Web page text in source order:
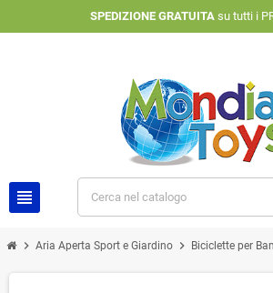
SPEDIZIONE GRATUITAsu tutti i
view_headline
chevron_right Aria Aperta Sport e Giardino chevron_right Biciclette per